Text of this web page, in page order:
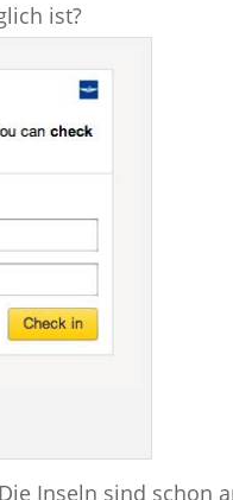
ist?
Inseln sind schon